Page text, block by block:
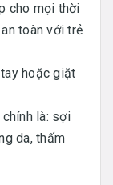
cho mọi thời
toàn với trẻ
hoặc giặt
là: sợi
da, thấm